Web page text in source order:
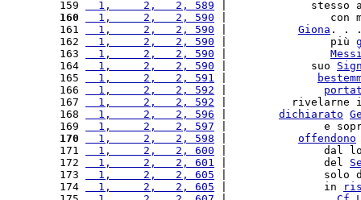
159
  1,     2,   2, 589
|             stesso
160
  1,     2,   2, 590
|                con me
161
  1,     2,   2, 590
Giona . .
162
  1,     2,   2, 590
|                più
163
  1,     2,   2, 590
164
  1,     2,   2, 590
|             suo
165
  1,     2,   2, 591
166
  1,     2,   2, 592
167
  1,     2,   2, 592
|
168
  1,     2,   2, 596
dichiarato
169
  1,     2,   2, 597
|               e
170
  1,     2,   2, 598
offendono
171
  1,     2,   2, 600
|               dal
172
  1,     2,   2, 601
|               del
173
  1,     2,   2, 605
|               solo
174
  1,     2,   2, 605
|               in